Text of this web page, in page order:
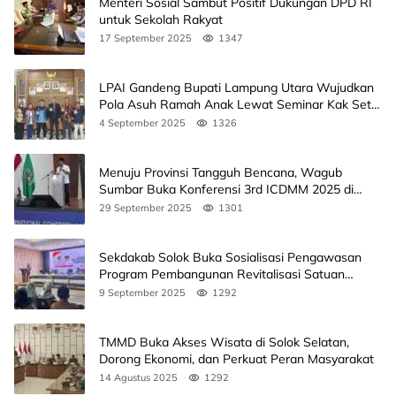
untuk Sekolah Rakyat
17 September 2025 1347
LPAI Gandeng Bupati Lampung Utara Wujudkan
Pola Asuh Ramah Anak Lewat Seminar Kak Seto,
Ini Jadwalnya
4 September 2025 1326
Menuju Provinsi Tangguh Bencana, Wagub
Sumbar Buka Konferensi 3rd ICDMM 2025 di
Unand
29 September 2025 1301
Sekdakab Solok Buka Sosialisasi Pengawasan
Program Pembangunan Revitalisasi Satuan
Pendidikan
9 September 2025 1292
TMMD Buka Akses Wisata di Solok Selatan,
Dorong Ekonomi, dan Perkuat Peran Masyarakat
14 Agustus 2025 1292